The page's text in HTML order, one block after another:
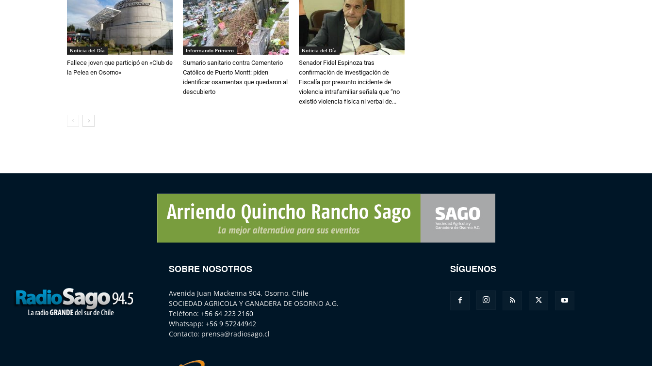
Noticia del Día
Fallece joven que participó en «Club de
la Pelea en Osorno»
Informando Primero
Sumario sanitario contra Cementerio
Católico de Puerto Montt: piden
identificar osamentas que quedaron al
descubierto
Noticia del Día
Senador Fidel Espinoza tras
confirmación de investigación de
Fiscalía por presunto incidente de
violencia intrafamiliar señala que “no
existió violencia física ni verbal de...
SOBRE NOSOTROS
Avenida Juan Mackenna 904, Osorno, Chile
SOCIEDAD AGRICOLA Y GANADERA DE OSORNO A.G.
Teléfono: +56 64 223 2160
Whatsapp: +56 9 57244942
Contacto: prensa@radiosago.cl
SÍGUENOS